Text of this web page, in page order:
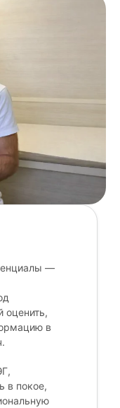
—
оценить,
в
в покое,